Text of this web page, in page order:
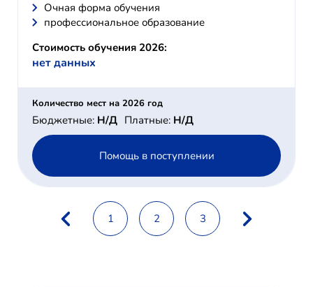
Очная форма обучения
профессиональное образование
Стоимость обучения 2026:
нет данных
Количество мест на 2026 год
Бюджетные: Н/Д Платные: Н/Д
Помощь в поступлении
1 2 3